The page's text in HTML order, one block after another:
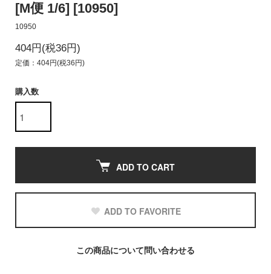
[M便 1/6] [10950]
10950
404円(税36円)
定価：404円(税36円)
購入数
ADD TO CART
ADD TO FAVORITE
この商品について問い合わせる